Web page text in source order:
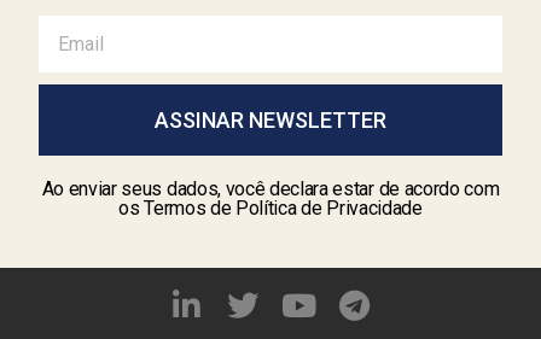
ASSINAR NEWSLETTER
Ao enviar seus dados, você declara estar de acordo com
os Termos de Política de Privacidade